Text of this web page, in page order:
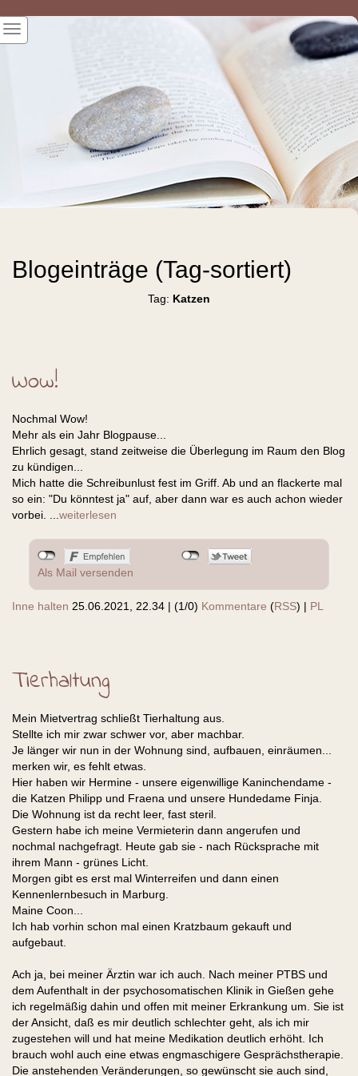
Blogeinträge (Tag-sortiert)
Tag: Katzen
Wow!
Nochmal Wow!
Mehr als ein Jahr Blogpause...
Ehrlich gesagt, stand zeitweise die Überlegung im Raum den Blog
zu kündigen...
Mich hatte die Schreibunlust fest im Griff. Ab und an flackerte mal
so ein: "Du könntest ja" auf, aber dann war es auch achon wieder
vorbei. ... weiterlesen
Als Mail versenden
Inne halten 25.06.2021, 22.34 | (1/0) Kommentare (RSS) | PL
Tierhaltung
Mein Mietvertrag schließt Tierhaltung aus.
Stellte ich mir zwar schwer vor, aber machbar.
Je länger wir nun in der Wohnung sind, aufbauen, einräumen...
merken wir, es fehlt etwas.
Hier haben wir Hermine - unsere eigenwillige Kaninchendame -
die Katzen Philipp und Fraena und unsere Hundedame Finja.
Die Wohnung ist da recht leer, fast steril.
Gestern habe ich meine Vermieterin dann angerufen und
nochmal nachgefragt. Heute gab sie - nach Rücksprache mit
ihrem Mann - grünes Licht.
Morgen gibt es erst mal Winterreifen und dann einen
Kennenlernbesuch in Marburg.
Maine Coon...
Ich hab vorhin schon mal einen Kratzbaum gekauft und
aufgebaut.
Ach ja, bei meiner Ärztin war ich auch. Nach meiner PTBS und
dem Aufenthalt in der psychosomatischen Klinik in Gießen gehe
ich regelmäßig dahin und offen mit meiner Erkrankung um. Sie ist
der Ansicht, daß es mir deutlich schlechter geht, als ich mir
zugestehen will und hat meine Medikation deutlich erhöht. Ich
brauch wohl auch eine etwas engmaschigere Gesprächstherapie.
Die anstehenden Veränderungen, so gewünscht sie auch sind,